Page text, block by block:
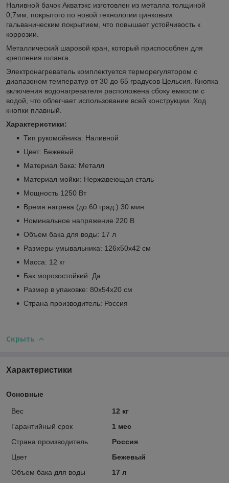
Наливной бачок Акватэкс изготовлен из металла толщиной
0,7мм, покрытого по новой технологии цинковым
гальваническим покрытием, что повышает устойчивость к
коррозии.
Металлический шаровой кран, который приспособлен для
крепления шланга.
Электронагреватель комплектуется терморегулятором с
диапазоном температур от 30 до 65 градусов Цельсия. Кнопка
включения водонагревателя расположена сбоку емкости с
водой, что облегчает использование всей конструкции. Ход
кнопки плавный.
Характеристики:
Тип рукомойника: Наливной
Цвет: Бежевый
Материал бака: Металл
Материал мойки: Нержавеющая сталь
Мощность 1250 Вт
Время нагрева (до 60 град.) 30 мин
Номинальное напряжение 220 В
Объем бака для воды: 17 л
Размеры умывальника: 126х50х42 см
Масса: 12 кг
Бак морозостойкий: Да
Размер в упаковке: 80х54х20 см
Страна производитель: Россия
Скрыть
Характеристики
Основные
Вес
12 кг
Гарантийный срок
1 мес
Страна производитель
Россия
Цвет
Бежевый
Объем бака для воды
17 л